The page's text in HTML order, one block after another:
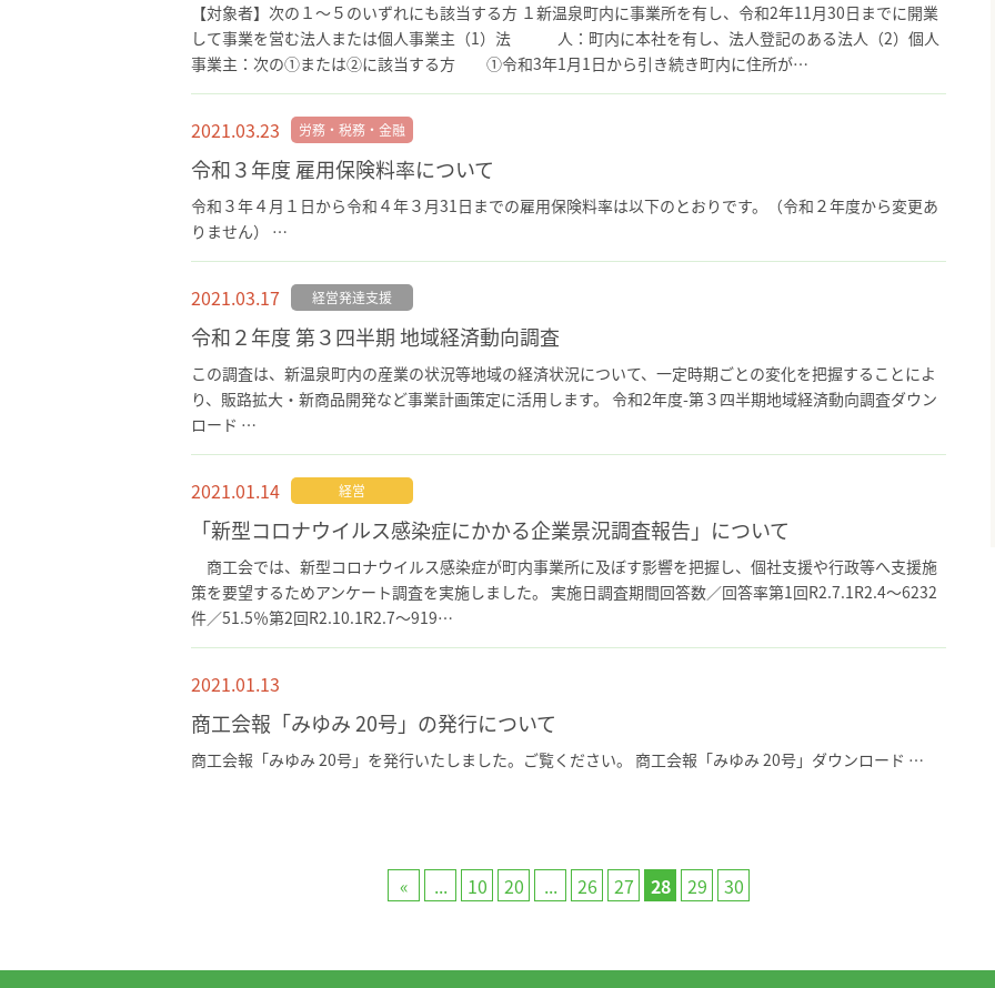
【対象者】次の１～５のいずれにも該当する方 １新温泉町内に事業所を有し、令和2年11月30日までに開業
して事業を営む法人または個人事業主（1）法 人：町内に本社を有し、法人登記のある法人（2）個人
事業主：次の①または②に該当する方 ①令和3年1月1日から引き続き町内に住所が…
2021.03.23 労務・税務・金融
令和３年度 雇用保険料率について
令和３年４月１日から令和４年３月31日までの雇用保険料率は以下のとおりです。（令和２年度から変更あ
りません） …
2021.03.17 経営発達支援
令和２年度 第３四半期 地域経済動向調査
この調査は、新温泉町内の産業の状況等地域の経済状況について、一定時期ごとの変化を把握することによ
り、販路拡大・新商品開発など事業計画策定に活用します。 令和2年度-第３四半期地域経済動向調査ダウン
ロード …
2021.01.14 経営
「新型コロナウイルス感染症にかかる企業景況調査報告」について
商工会では、新型コロナウイルス感染症が町内事業所に及ぼす影響を把握し、個社支援や行政等へ支援施
策を要望するためアンケート調査を実施しました。 実施日調査期間回答数／回答率第1回R2.7.1R2.4～6232
件／51.5％第2回R2.10.1R2.7～919…
2021.01.13
商工会報「みゆみ 20号」の発行について
商工会報「みゆみ 20号」を発行いたしました。ご覧ください。 商工会報「みゆみ 20号」ダウンロード …
« ... 10 20 ... 26 27 28 29 30